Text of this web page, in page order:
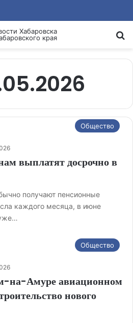
Общество
выплатят досрочно в
получают пенсионные
каждого месяца, в июне
Общество
на-Амуре авиационном
нового